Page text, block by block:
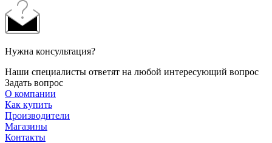
Нужна консультация?
Наши специалисты ответят на любой интересующий вопрос
Задать вопрос
О компании
Как купить
Производители
Магазины
Контакты